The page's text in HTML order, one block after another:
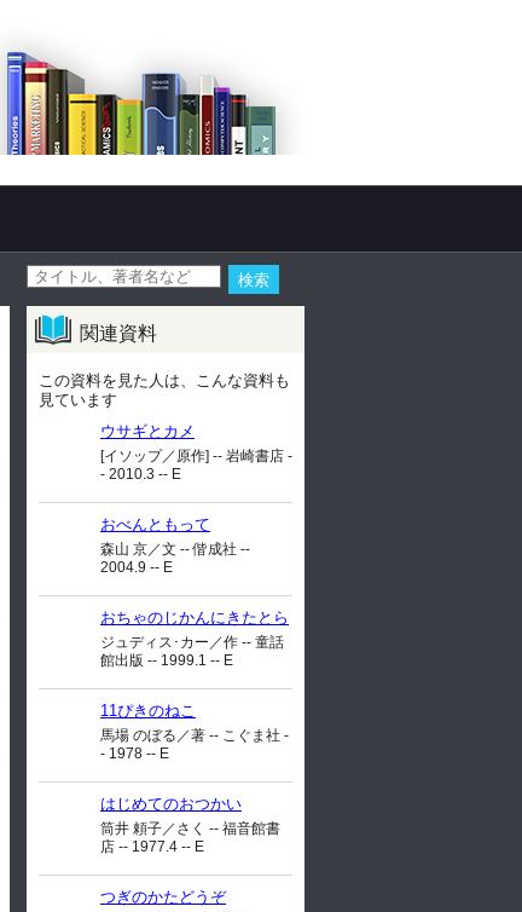
関連資料
この資料を見た人は、こんな資料も
見ています
ウサギとカメ
[イソップ／原作] -- 岩崎書店 -
- 2010.3 -- E
おべんともって
森山 京／文 -- 偕成社 --
2004.9 -- E
おちゃのじかんにきたとら
ジュディス･カー／作 -- 童話
館出版 -- 1999.1 -- E
11ぴきのねこ
馬場 のぼる／著 -- こぐま社 -
- 1978 -- E
はじめてのおつかい
筒井 頼子／さく -- 福音館書
店 -- 1977.4 -- E
つぎのかたどうぞ